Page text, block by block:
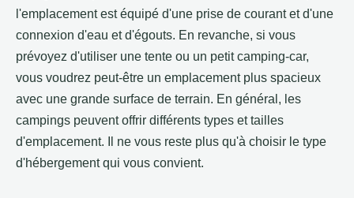
l'emplacement est équipé d'une prise de courant et d'une
connexion d'eau et d'égouts. En revanche, si vous
prévoyez d'utiliser une tente ou un petit camping-car,
vous voudrez peut-être un emplacement plus spacieux
avec une grande surface de terrain. En général, les
campings peuvent offrir différents types et tailles
d'emplacement. Il ne vous reste plus qu'à choisir le type
d'hébergement qui vous convient.